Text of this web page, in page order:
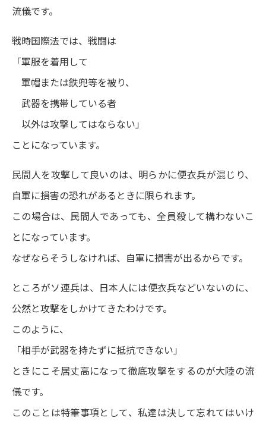
流儀です。
戦時国際法では、戦闘は
「軍服を着用して
軍帽または鉄兜等を被り、
武器を携帯している者
以外は攻撃してはならない」
ことになっています。
民間人を攻撃して良いのは、明らかに便衣兵が混じり、
自軍に損害の恐れがあるときに限られます。
この場合は、民間人であっても、全員殺して構わないこ
とになっています。
なぜならそうしなければ、自軍に損害が出るからです。
ところがソ連兵は、日本人には便衣兵などいないのに、
公然と攻撃をしかけてきたわけです。
このように、
「相手が武器を持たずに抵抗できない」
ときにこそ居丈高になって徹底攻撃をするのが大陸の流
儀です。
このことは特筆事項として、私達は決して忘れてはいけ